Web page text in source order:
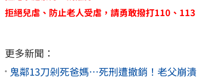
拒絕兒虐、防止老人受虐，請勇敢撥打110、113
更多新聞：
鬼鄰13刀剁死爸媽…死刑遭撤銷！老父崩潰